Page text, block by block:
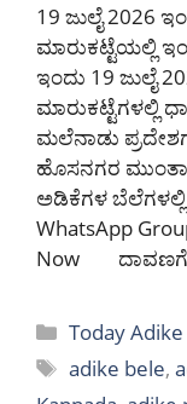
19 ಜುಲೈ 2026
ಮಾರುಕಟ್ಟೆಯಲ್ಲಿ
ಇಂದು 19 ಜುಲೈ
ಮಾರುಕಟ್ಟೆಗಳಲ್ಲಿ
ಮಲೆನಾಡು
ಹೊಸನಗರ
ಅಡಿಕೆಗಳ ಬೆಲೆಗಳಲ್ಲಿ
WhatsApp
Now
Categories
Today
Tags
adike bele,